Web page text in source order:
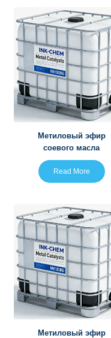
Метиловый эфир
соевого масла
Read More
Метиловый эфир